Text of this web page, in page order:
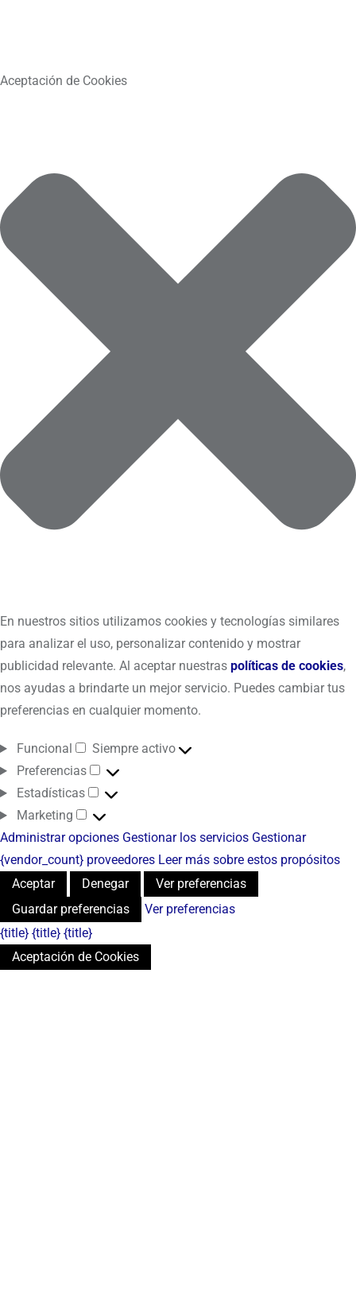
Aceptación de Cookies
En nuestros sitios utilizamos cookies y tecnologías similares
para analizar el uso, personalizar contenido y mostrar
publicidad relevante. Al aceptar nuestras políticas de cookies,
nos ayudas a brindarte un mejor servicio. Puedes cambiar tus
preferencias en cualquier momento.
Funcional
Siempre activo
Preferencias
Estadísticas
Marketing
Administrar opciones Gestionar los servicios Gestionar
{vendor_count} proveedores Leer más sobre estos propósitos
Aceptar
Denegar
Ver preferencias
Guardar preferencias
Ver preferencias
{title} {title} {title}
Aceptación de Cookies